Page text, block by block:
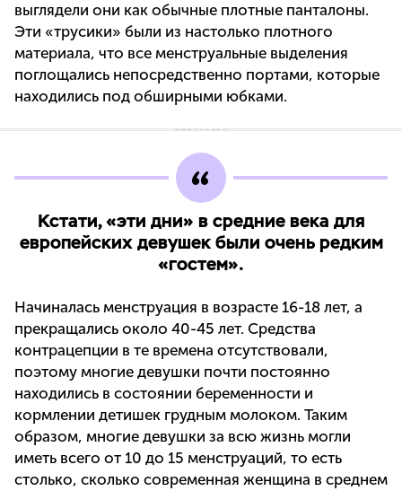
выглядели они как обычные плотные панталоны.
Эти «трусики» были из настолько плотного
материала, что все менструальные выделения
поглощались непосредственно портами, которые
находились под обширными юбками.
Кстати, «эти дни» в средние века для
европейских девушек были очень редким
«гостем».
Начиналась менструация в возрасте 16-18 лет, а
прекращались около 40-45 лет. Средства
контрацепции в те времена отсутствовали,
поэтому многие девушки почти постоянно
находились в состоянии беременности и
кормлении детишек грудным молоком. Таким
образом, многие девушки за всю жизнь могли
иметь всего от 10 до 15 менструаций, то есть
столько, сколько современная женщина в среднем